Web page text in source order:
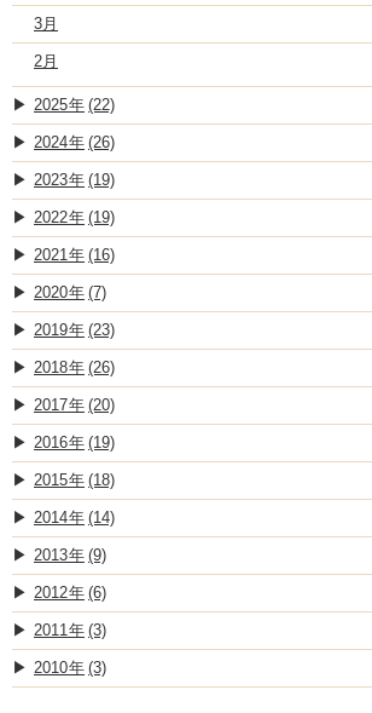
3月
2月
2025 (22)
2024 (26)
2023 (19)
2022 (19)
2021 (16)
2020 (7)
2019 (23)
2018 (26)
2017 (20)
2016 (19)
2015 (18)
2014 (14)
2013 (9)
2012 (6)
2011 (3)
2010 (3)